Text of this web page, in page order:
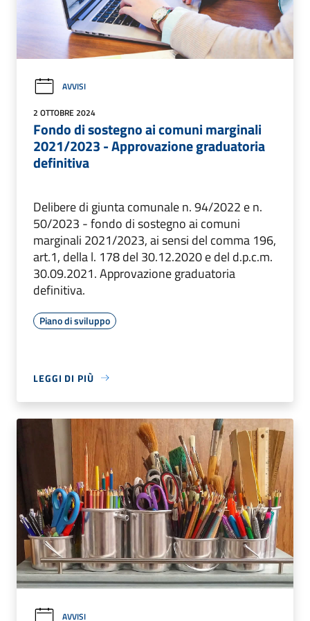
AVVISI
2 OTTOBRE 2024
Fondo di sostegno ai comuni marginali
2021/2023 - Approvazione graduatoria
definitiva
Delibere di giunta comunale n. 94/2022 e n.
50/2023 - fondo di sostegno ai comuni
marginali 2021/2023, ai sensi del comma 196,
art.1, della l. 178 del 30.12.2020 e del d.p.c.m.
30.09.2021. Approvazione graduatoria
definitiva.
Piano di sviluppo
LEGGI DI PIÙ
AVVISI